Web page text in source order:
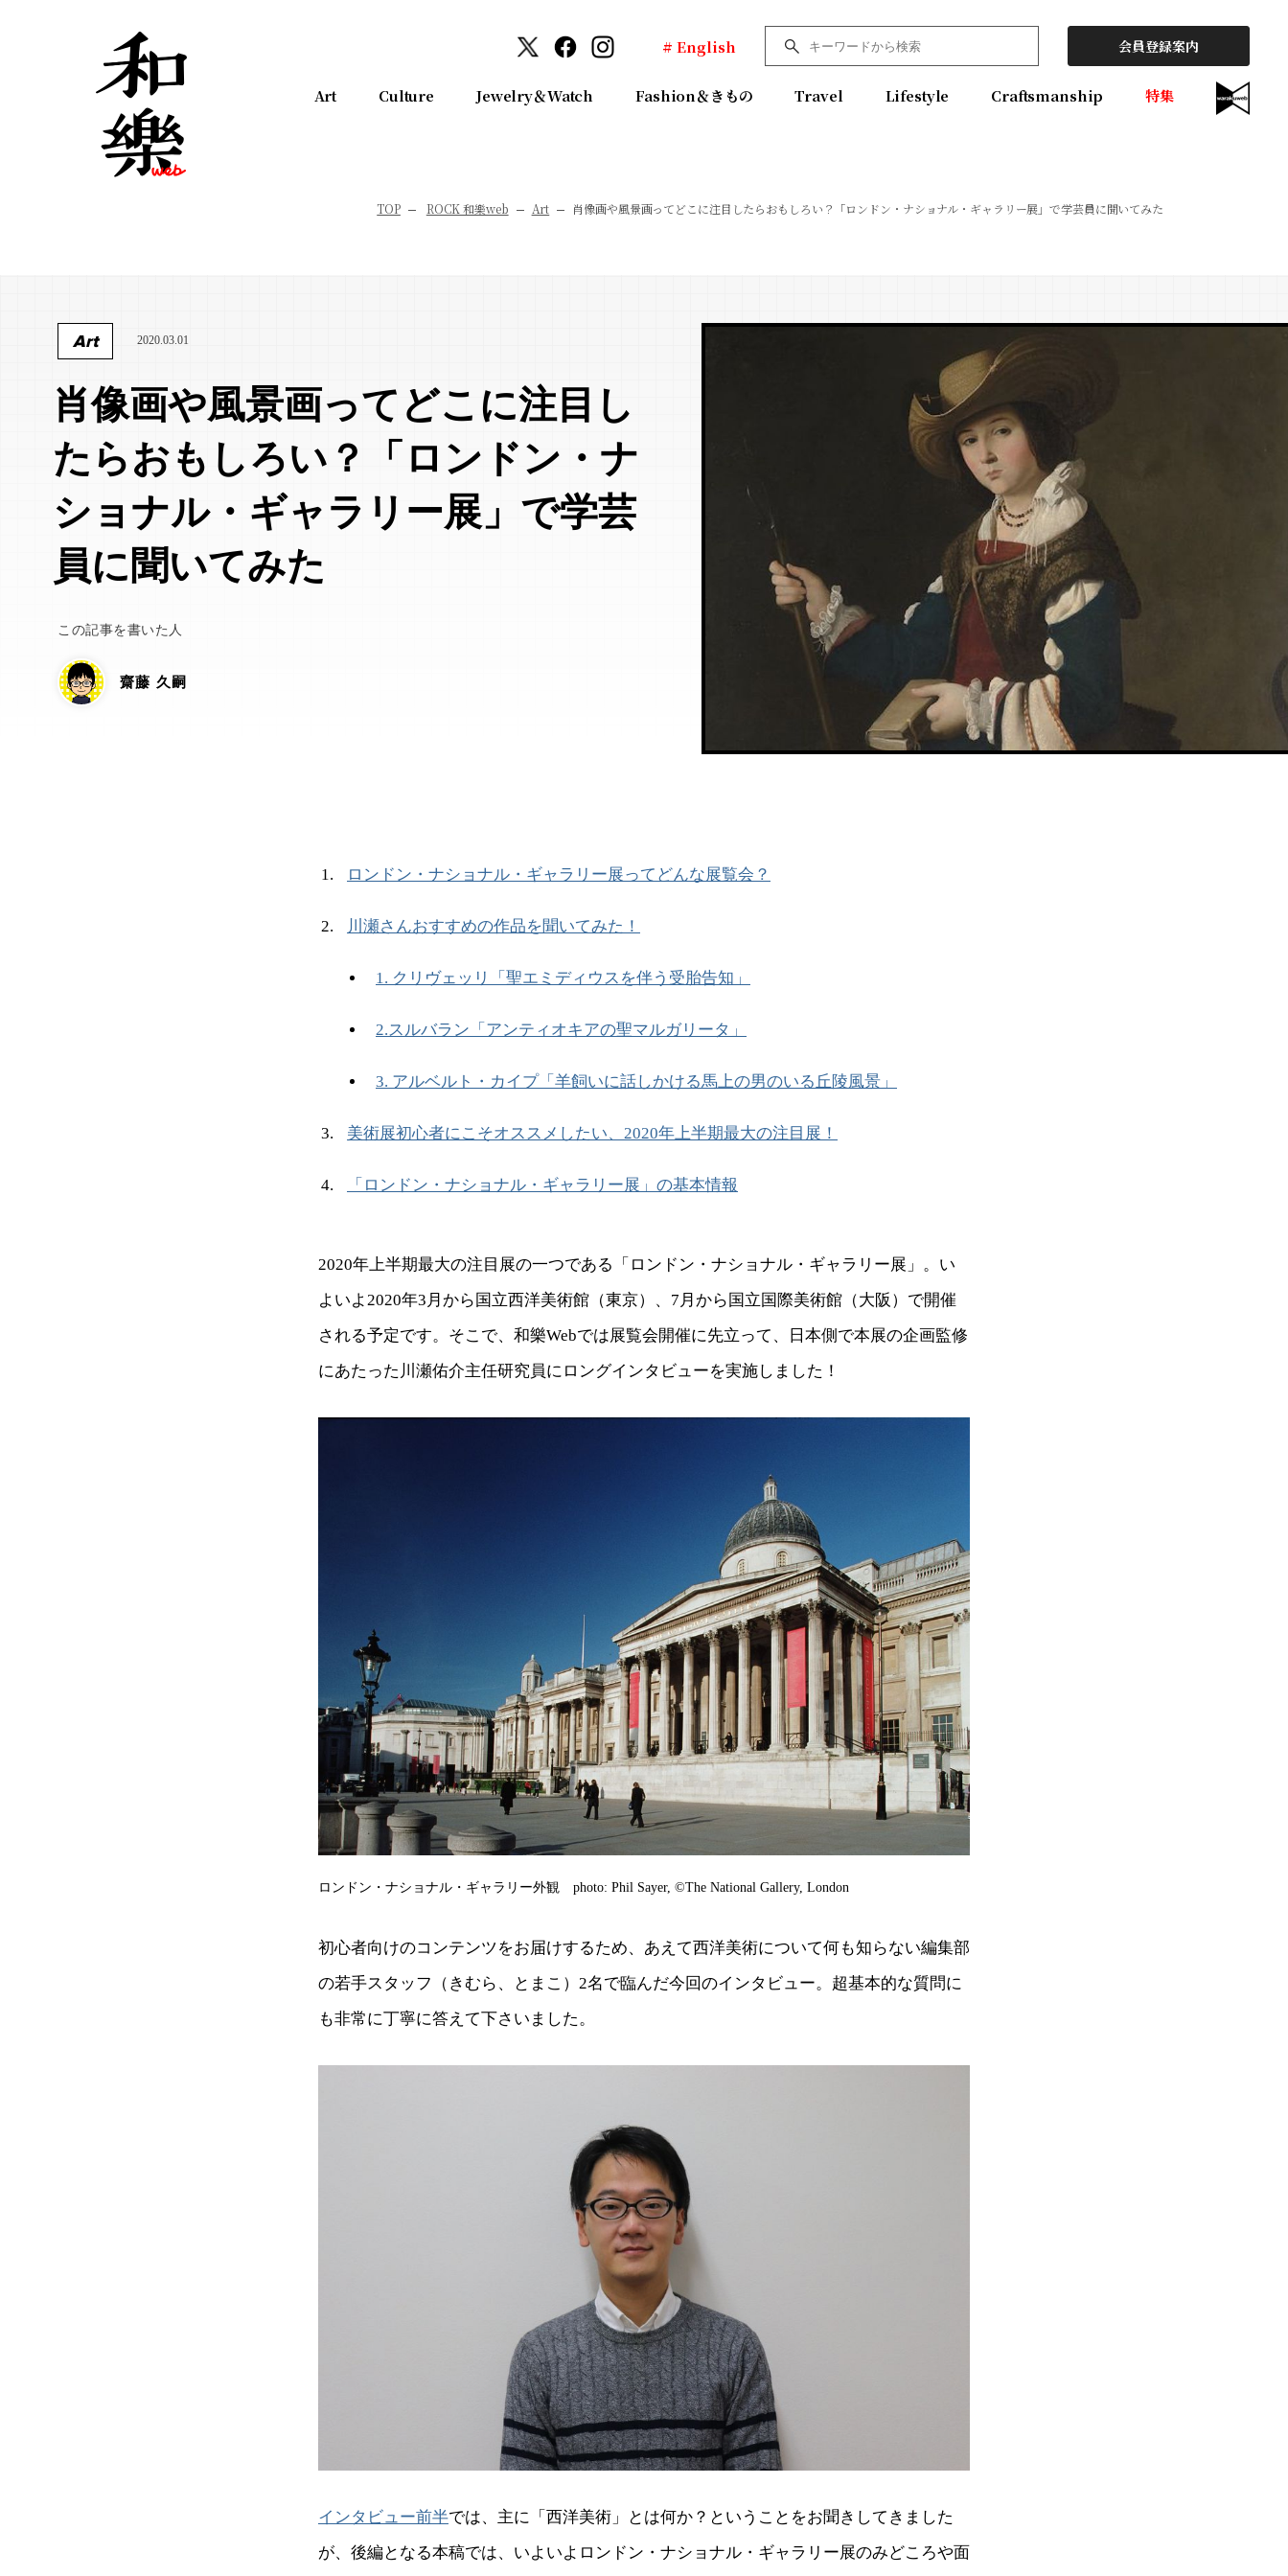
# English 会員登録案内
Art Culture Jewelry＆Watch Fashion＆きもの Travel Lifestyle Craftsmanship 特集
TOP ROCK 和樂web Art 肖像画や風景画ってどこに注目したらおもしろい？「ロンドン・ナショナル・ギャラリー展」で学芸員に聞いてみた
Art 2020.03.01
肖像画や風景画ってどこに注目し
たらおもしろい？「ロンドン・ナ
ショナル・ギャラリー展」で学芸
員に聞いてみた
この記事を書いた人
齋藤 久嗣
ロンドン・ナショナル・ギャラリー展ってどんな展覧会？
川瀬さんおすすめの作品を聞いてみた！
1. クリヴェッリ「聖エミディウスを伴う受胎告知」
2.スルバラン「アンティオキアの聖マルガリータ」
3. アルベルト・カイプ「羊飼いに話しかける馬上の男のいる丘陵風景」
美術展初心者にこそオススメしたい、2020年上半期最大の注目展！
「ロンドン・ナショナル・ギャラリー展」の基本情報
2020年上半期最大の注目展の一つである「ロンドン・ナショナル・ギャラリー展」。い
よいよ2020年3月から国立西洋美術館（東京）、7月から国立国際美術館（大阪）で開催
される予定です。そこで、和樂Webでは展覧会開催に先立って、日本側で本展の企画監修
にあたった川瀬佑介主任研究員にロングインタビューを実施しました！
ロンドン・ナショナル・ギャラリー外観 photo: Phil Sayer, ©The National Gallery, London
初心者向けのコンテンツをお届けするため、あえて西洋美術について何も知らない編集部
の若手スタッフ（きむら、とまこ）2名で臨んだ今回のインタビュー。超基本的な質問に
も非常に丁寧に答えて下さいました。
インタビュー前半では、主に「西洋美術」とは何か？ということをお聞きしてきました
が、後編となる本稿では、いよいよロンドン・ナショナル・ギャラリー展のみどころや面